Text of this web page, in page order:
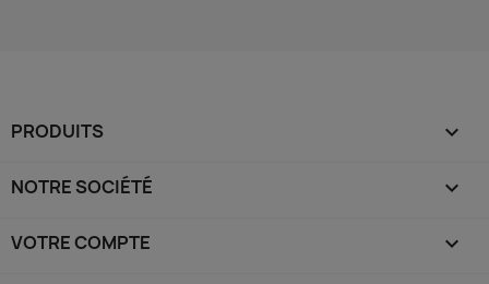
PRODUITS 
NOTRE SOCIÉTÉ 
VOTRE COMPTE 